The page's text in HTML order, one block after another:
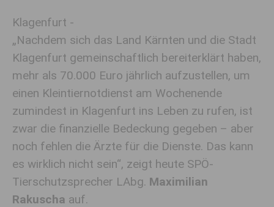
Klagenfurt -
„Nachdem sich das Land Kärnten und die Stadt
Klagenfurt gemeinschaftlich bereiterklärt haben,
mehr als 70.000 Euro jährlich aufzustellen, um
einen Kleintiernotdienst am Wochenende
zumindest in Klagenfurt ins Leben zu rufen, ist
zwar die finanzielle Bedeckung gegeben – aber
noch fehlen die Ärzte für die Dienste. Das kann
es wirklich nicht sein“, zeigt heute SPÖ-
Tierschutzsprecher LAbg. Maximilian
Rakuscha auf.